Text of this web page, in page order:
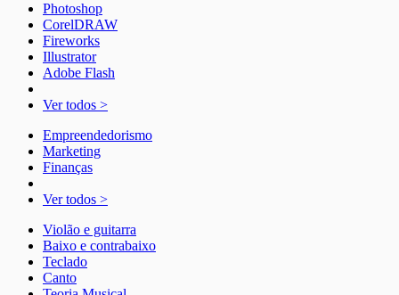
Photoshop
CorelDRAW
Fireworks
Illustrator
Adobe Flash
Ver todos >
Empreendedorismo
Marketing
Finanças
Ver todos >
Violão e guitarra
Baixo e contrabaixo
Teclado
Canto